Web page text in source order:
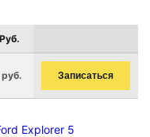
Записаться
Explorer 5